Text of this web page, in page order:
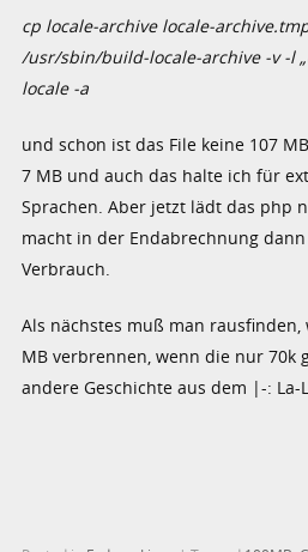
cp locale-archive locale-
/usr/sbin/build-locale-archive -v -l
locale -a
und schon ist das File keine 107
7 MB und auch das halte ich für
Sprachen. Aber jetzt lädt das php
macht in der Endabrechnung dann
Verbrauch.
Als nächstes muß man rausfinden,
MB verbrennen, wenn die nur 70k
andere Geschichte aus dem |-: La-